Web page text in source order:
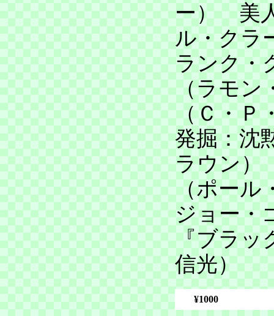
ー） 美
ル・クラ
ランク・
（ラモン
（Ｃ・Ｐ
発掘：沈
ラウン）
（ポール
ジョー・
『ブラッ
信光）
¥1000